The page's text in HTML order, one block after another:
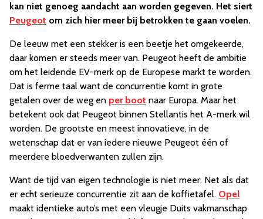
kan niet genoeg aandacht aan worden gegeven. Het siert
Peugeot om zich hier meer bij betrokken te gaan voelen.
De leeuw met een stekker is een beetje het omgekeerde,
daar komen er steeds meer van. Peugeot heeft de ambitie
om het leidende EV-merk op de Europese markt te worden.
Dat is ferme taal want de concurrentie komt in grote
getalen over de weg en per boot naar Europa. Maar het
betekent ook dat Peugeot binnen Stellantis het A-merk wil
worden. De grootste en meest innovatieve, in de
wetenschap dat er van iedere nieuwe Peugeot één of
meerdere bloedverwanten zullen zijn.
Want de tijd van eigen technologie is niet meer. Net als dat
er echt serieuze concurrentie zit aan de koffietafel. Opel
maakt identieke auto’s met een vleugje Duits vakmanschap